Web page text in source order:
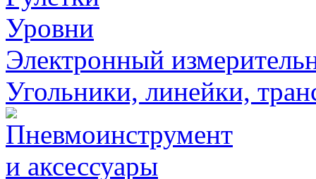
Уровни
Электронный
Угольники, линейки,